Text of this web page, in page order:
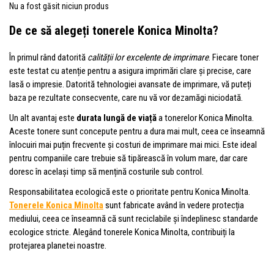
Nu a fost găsit niciun produs
De ce să alegeți tonerele Konica Minolta?
În primul rând datorită calității lor excelente de imprimare. Fiecare toner
este testat cu atenție pentru a asigura imprimări clare și precise, care
lasă o impresie. Datorită tehnologiei avansate de imprimare, vă puteți
baza pe rezultate consecvente, care nu vă vor dezamăgi niciodată.
Un alt avantaj este durata lungă de viațăa tonerelor Konica Minolta.
Aceste tonere sunt concepute pentru a dura mai mult, ceea ce înseamnă
înlocuiri mai puțin frecvente și costuri de imprimare mai mici. Este ideal
pentru companiile care trebuie să tipărească în volum mare, dar care
doresc în același timp să mențină costurile sub control.
Responsabilitatea ecologică este o prioritate pentru Konica Minolta.
Tonerele Konica Minoltasunt fabricate având în vedere protecția
mediului, ceea ce înseamnă că sunt reciclabile și îndeplinesc standarde
ecologice stricte. Alegând tonerele Konica Minolta, contribuiți la
protejarea planetei noastre.